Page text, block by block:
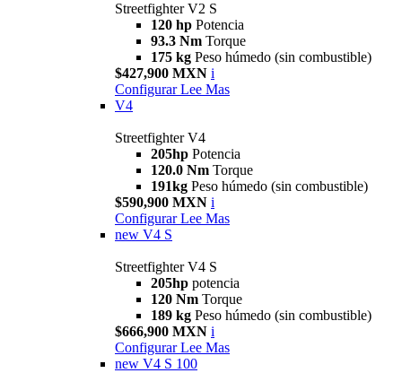
Streetfighter V2 S
120 hp Potencia
93.3 Nm Torque
175 kg Peso húmedo (sin combustible)
$427,900 MXN i
Configurar Lee Mas
V4
Streetfighter V4
205hp Potencia
120.0 Nm Torque
191kg Peso húmedo (sin combustible)
$590,900 MXN i
Configurar Lee Mas
new V4 S
Streetfighter V4 S
205hp potencia
120 Nm Torque
189 kg Peso húmedo (sin combustible)
$666,900 MXN i
Configurar Lee Mas
new V4 S 100